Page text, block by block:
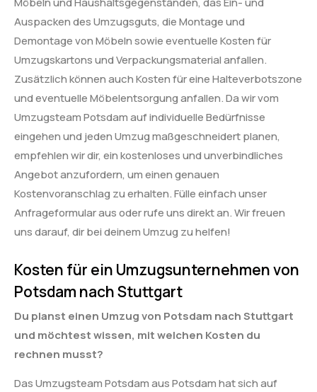
Auspacken des Umzugsguts, die Montage und
Demontage von Möbeln sowie eventuelle Kosten für
Umzugskartons und Verpackungsmaterial anfallen.
Zusätzlich können auch Kosten für eine Halteverbotszone
und eventuelle Möbelentsorgung anfallen. Da wir vom
Umzugsteam Potsdam auf individuelle Bedürfnisse
eingehen und jeden Umzug maßgeschneidert planen,
empfehlen wir dir, ein kostenloses und unverbindliches
Angebot anzufordern, um einen genauen
Kostenvoranschlag zu erhalten. Fülle einfach unser
Anfrageformular aus oder rufe uns direkt an. Wir freuen
uns darauf, dir bei deinem Umzug zu helfen!
Kosten für ein Umzugsunternehmen von
Potsdam nach Stuttgart
Du planst einen Umzug von Potsdam nach Stuttgart
und möchtest wissen, mit welchen Kosten du
rechnen musst?
Das Umzugsteam Potsdam aus Potsdam hat sich auf